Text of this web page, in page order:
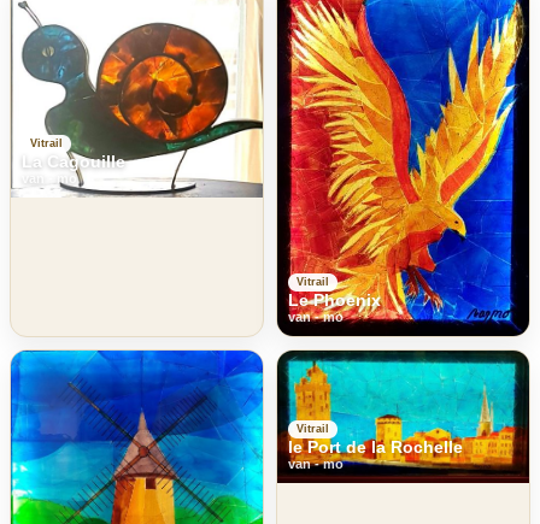
Vitrail
La Cagouille
van - mo
Vitrail
Le Phoenix
van - mo
Vitrail
le Port de la Rochelle
van - mo